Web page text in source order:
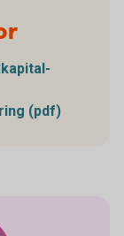
(pdf)